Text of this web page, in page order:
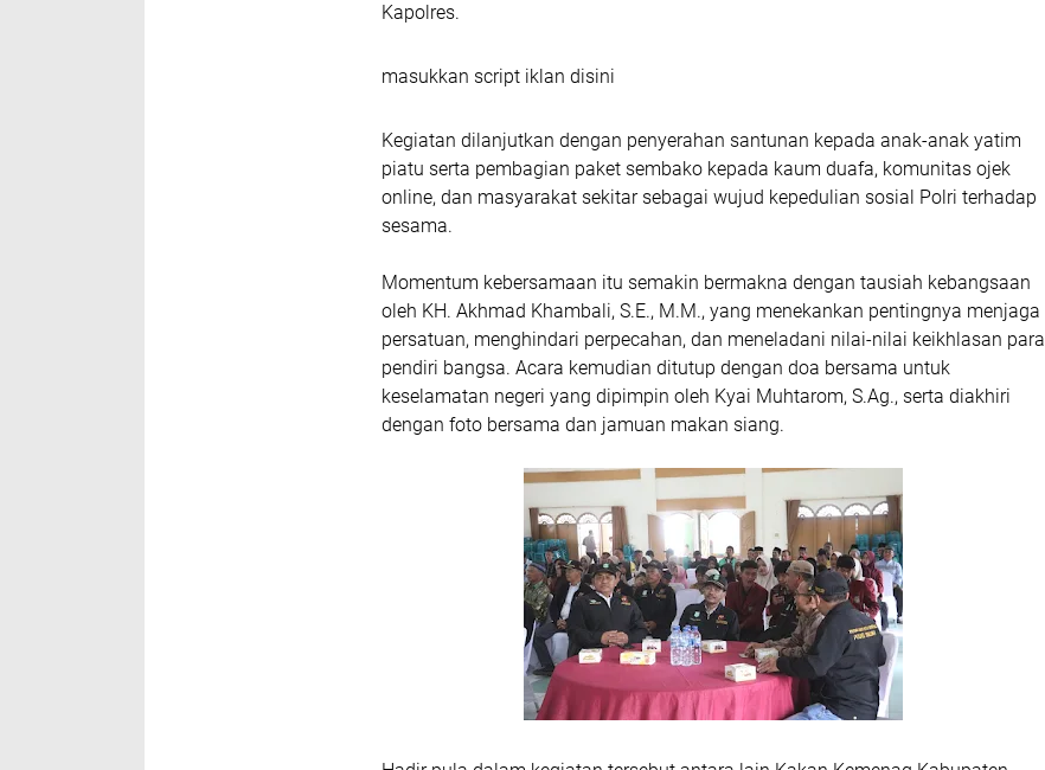
Kapolres.
masukkan script iklan disini
Kegiatan dilanjutkan dengan penyerahan santunan kepada anak-anak yatim
piatu serta pembagian paket sembako kepada kaum duafa, komunitas ojek
online, dan masyarakat sekitar sebagai wujud kepedulian sosial Polri terhadap
sesama.
Momentum kebersamaan itu semakin bermakna dengan tausiah kebangsaan
oleh KH. Akhmad Khambali, S.E., M.M., yang menekankan pentingnya menjaga
persatuan, menghindari perpecahan, dan meneladani nilai-nilai keikhlasan para
pendiri bangsa. Acara kemudian ditutup dengan doa bersama untuk
keselamatan negeri yang dipimpin oleh Kyai Muhtarom, S.Ag., serta diakhiri
dengan foto bersama dan jamuan makan siang.